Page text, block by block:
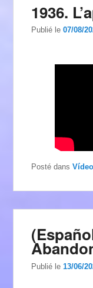
1936.
Publié le07/08/
Posté dans
Publié le13/06/